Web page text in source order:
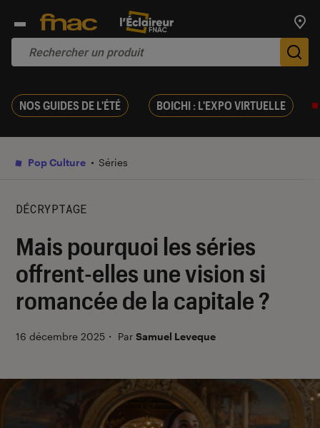
NOS GUIDES DE L'ÉTÉ BOICHI : L'EXPO VIRTUELLE
Pop Culture Séries
DÉCRYPTAGE
Mais pourquoi les séries
offrent-elles une vision si
romancée de la capitale ?
16 décembre 2025 ・ Par Samuel Leveque